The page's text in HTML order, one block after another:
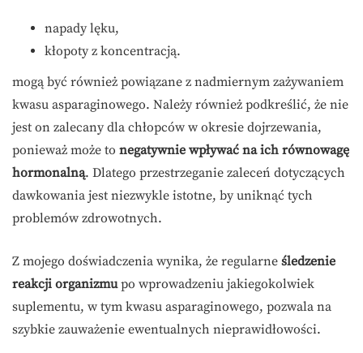
napady lęku,
kłopoty z koncentracją.
mogą być również powiązane z nadmiernym zażywaniem
kwasu asparaginowego. Należy również podkreślić, że nie
jest on zalecany dla chłopców w okresie dojrzewania,
ponieważ może to negatywnie wpływać na ich równowagę
hormonalną. Dlatego przestrzeganie zaleceń dotyczących
dawkowania jest niezwykle istotne, by uniknąć tych
problemów zdrowotnych.
Z mojego doświadczenia wynika, że regularne śledzenie
reakcji organizmupo wprowadzeniu jakiegokolwiek
suplementu, w tym kwasu asparaginowego, pozwala na
szybkie zauważenie ewentualnych nieprawidłowości.